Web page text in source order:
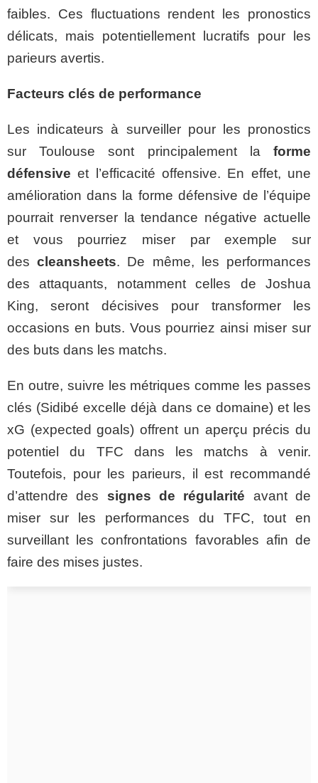
faibles. Ces fluctuations rendent les pronostics
délicats, mais potentiellement lucratifs pour les
parieurs avertis.
Facteurs clés de performance
Les indicateurs à surveiller pour les pronostics
sur Toulouse sont principalement la forme
défensive et l’efficacité offensive. En effet, une
amélioration dans la forme défensive de l’équipe
pourrait renverser la tendance négative actuelle
et vous pourriez miser par exemple sur
descleansheets. De même, les performances
des attaquants, notamment celles de Joshua
King, seront décisives pour transformer les
occasions en buts. Vous pourriez ainsi miser sur
des buts dans les matchs.
En outre, suivre les métriques comme les passes
clés (Sidibé excelle déjà dans ce domaine) et les
xG (expected goals) offrent un aperçu précis du
potentiel du TFC dans les matchs à venir.
Toutefois, pour les parieurs, il est recommandé
d’attendre des signes de régularité avant de
miser sur les performances du TFC, tout en
surveillant les confrontations favorables afin de
faire des mises justes.